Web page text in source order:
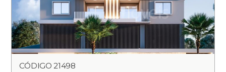
CÓDIGO 21498